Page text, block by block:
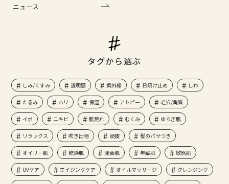
ニュース
タグから選ぶ
しみ/くすみ 透明感 紫外線 日焼け止め しわ
たるみ ハリ 保湿 アトピー 毛穴/角質
イボ ニキビ 肌荒れ むくみ ゆらぎ肌
リラックス 吹き出物 頭皮 髪のパサつき
オイリー肌 乾燥肌 混合肌 年齢肌 敏感肌
UVケア エイジングケア オイルマッサージ クレンジング